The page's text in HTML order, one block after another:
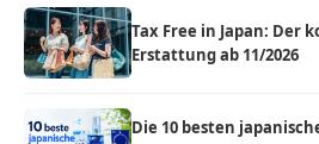
Tax Free in Japan: Der
Erstattung ab 11/2026
Die 10 besten